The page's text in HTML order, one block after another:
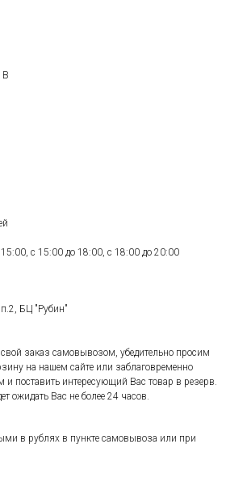
В
с 15:00 до 18:00, с 18:00 до 20:00
БЦ "Рубин"
заказ самовывозом, убедительно просим
на нашем сайте или заблаговременно
и поставить интересующий Вас товар в резерв.
ожидать Вас не более 24 часов.
в рублях в пункте самовывоза или при